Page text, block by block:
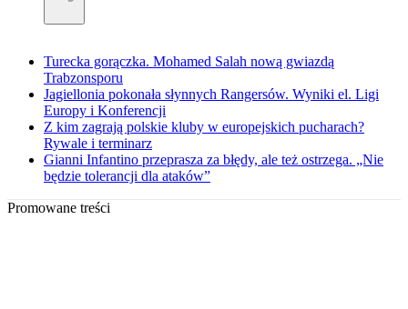
Turecka gorączka. Mohamed Salah nową gwiazdą
Trabzonsporu
Jagiellonia pokonała słynnych Rangersów. Wyniki el. Ligi
Europy i Konferencji
Z kim zagrają polskie kluby w europejskich pucharach?
Rywale i terminarz
Gianni Infantino przeprasza za błędy, ale też ostrzega. „Nie
będzie tolerancji dla ataków”
Promowane treści